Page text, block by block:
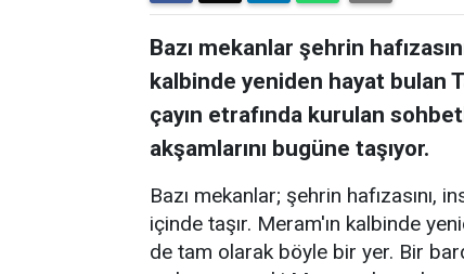
Bazı mekanlar şehrin
kalbinde yeniden hayat bulan
çayın etrafında kurulan
akşamlarını bugüne taşıyor.
Bazı mekanlar; şehrin hafızasını,
içinde taşır. Meram'ın kalbinde
de tam olarak böyle bir yer. Bir